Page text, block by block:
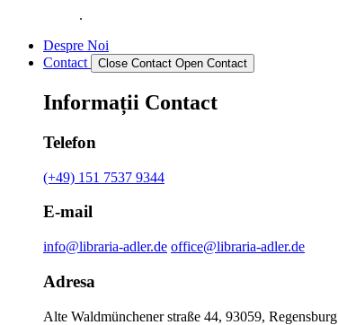
.
Despre Noi
Contact
Close Contact Open Contact
Informații Contact
Telefon
(+49) 151 7537 9344
E-mail
info@libraria-adler.de office@libraria-adler.de
Adresa
Alte Waldmünchener straße 44, 93059, Regensburg